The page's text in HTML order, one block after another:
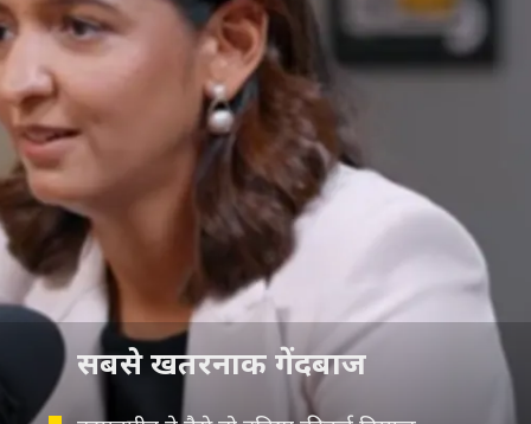
सबसे खतरनाक गेंदबाज